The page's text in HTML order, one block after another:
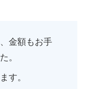
金額もお手
。
す。